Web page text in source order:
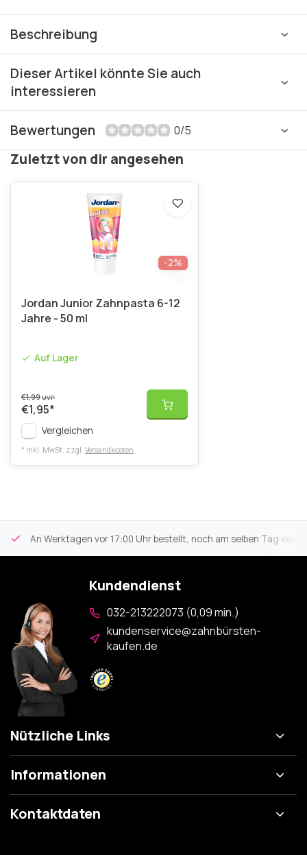
Beschreibung
Dieser Artikel könnte Sie auch
interessieren
Bewertungen 0/5
Zuletzt von dir angesehen
-2%
Jordan Junior Zahnpasta 6-12
Jahre - 50 ml
Auf Lager
€1,99UVP
€1,95*
Vergleichen
* Inkl. MwSt. zzgl. Versandkosten
An Werktagen vor 17:00 Uhr bestellt, noch am selben Tag
Kundendienst
032-213222073 (0,09 min.)
kundenservice@zahnbürsten-
kaufen.de
Nützliche Links
Informationen
Kontaktdaten